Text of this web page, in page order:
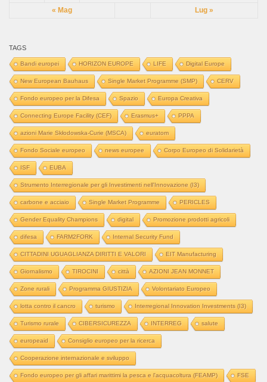
« Mag Lug »
TAGS
Bandi europei HORIZON EUROPE LIFE Digital Europe
New European Bauhaus Single Market Programme (SMP) CERV
Fondo europeo per la Difesa Spazio Europa Creativa
Connecting Europe Facility (CEF) Erasmus+ PPPA
azioni Marie Skłodowska-Curie (MSCA) euratom
Fondo Sociale europeo news europee Corpo Europeo di Solidarietà
ISF EUBA
Strumento Interregionale per gli Investimenti nell'Innovazione (I3)
carbone e acciaio Single Market Programme PERICLES
Gender Equality Champions digital Promozione prodotti agricoli
difesa FARM2FORK Internal Security Fund
CITTADINI UGUAGLIANZA DIRITTI E VALORI EIT Manufacturing
Giornalismo TIROCINI città AZIONI JEAN MONNET
Zone rurali Programma GIUSTIZIA Volontariato Europeo
lotta contro il cancro turismo Interregional Innovation Investments (I3)
Turismo rurale CIBERSICUREZZA INTERREG salute
europeaid Consiglio europeo per la ricerca
Cooperazione internazionale e sviluppo
Fondo europeo per gli affari marittimi la pesca e l'acquacoltura (FEAMP) FSE